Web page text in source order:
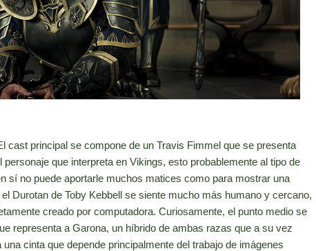
cast principal se compone de un Travis Fimmel que se presenta
que interpreta en Vikings, esto probablemente al tipo de
sí no puede aportarle muchos matices como para mostrar una
Durotan de Toby Kebbell se siente mucho más humano y cercano,
creado por computadora. Curiosamente, el punto medio se
representa a Garona, un híbrido de ambas razas que a su vez
cinta que depende principalmente del trabajo de imágenes